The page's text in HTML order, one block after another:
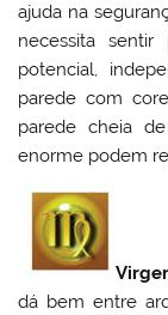
ajuda na
necessita
potencial,
parede com
parede cheia
enorme podem
dá bem entre